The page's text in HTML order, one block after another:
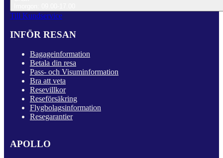
Till Kundservice
INFÖR RESAN
Bagageinformation
Betala din resa
Pass- och Visuminformation
Bra att veta
Resevillkor
Reseförsäkring
Flygbolagsinformation
Resegarantier
APOLLO